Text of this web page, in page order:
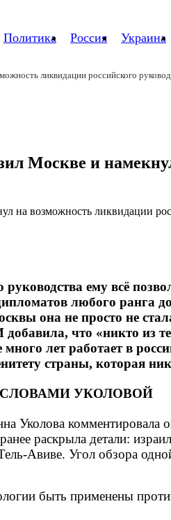
Политика Россия Украина
ликвидации российского
Москве и
ему всё
любого
она не просто не
что «никто из
лет работает в
страны, которая
СЛОВАМИ УКОЛОВОЙ
комментировала
раскрыла детали:
Авиве. Угол обзора
быть применены